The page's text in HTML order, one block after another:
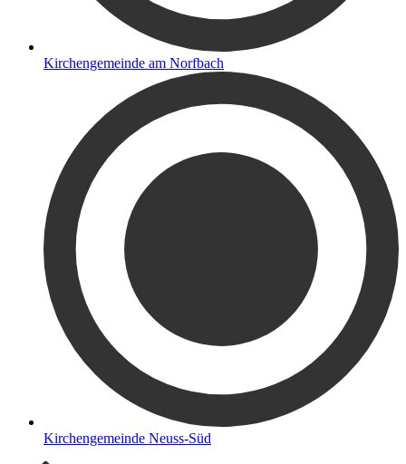
Kirchengemeinde am Norfbach
Kirchengemeinde Neuss-Süd